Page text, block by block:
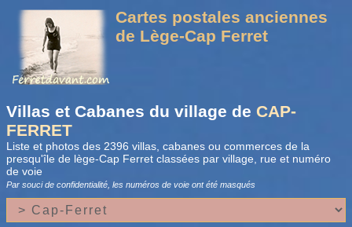
Cartes postales anciennes
de Lège-Cap Ferret
Villas et Cabanes du village de CAP-
FERRET
Liste et photos des 2396 villas, cabanes ou commerces de la
presqu'île de lège-Cap Ferret classées par village, rue et numéro
de voie
Par souci de confidentialité, les numéros de voie ont été masqués